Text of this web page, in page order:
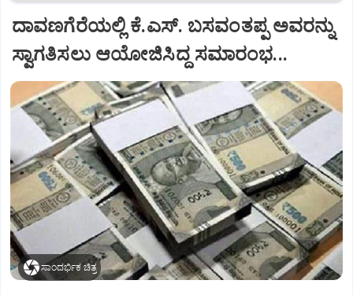
ದಾವಣಗೆರೆಯಲ್ಲಿ ಕೆ.ಎಸ್. ಬಸವಂತಪ್ಪ ಅವರನ್ನು
ಸ್ವಾಗತಿಸಲು ಆಯೋಜಿಸಿದ್ದ ಸಮಾರಂಭ...
ಸಾಂದರ್ಭಿಕ ಚಿತ್ರ